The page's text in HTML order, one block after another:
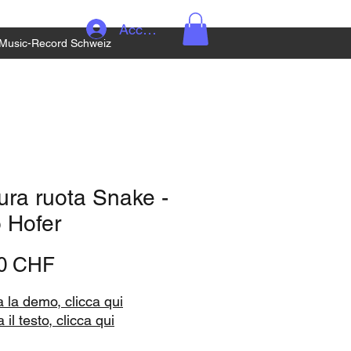
Music-Record Schweiz
Accedi
ruota Snake -
Hofer
CHFPrezzo
la demo, clicca qui
il testo, clicca qui